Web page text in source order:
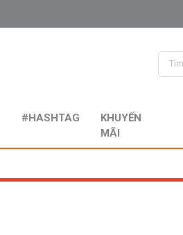
#HASHTAG
KHUYẾN
MÃI